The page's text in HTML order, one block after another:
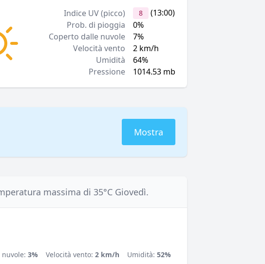
Indice UV (picco)
Prob. di pioggia
Coperto dalle nuvole
Velocità vento
Umidità
Pressione
8
(13:00)
0%
7%
2 km/h
64%
1014.53 mb
Mostra
massima di 35°C Giovedì.
3% Velocità vento: 2 km/h Umidità: 52%